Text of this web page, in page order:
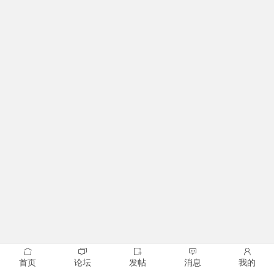
首页 论坛 发帖 消息 我的